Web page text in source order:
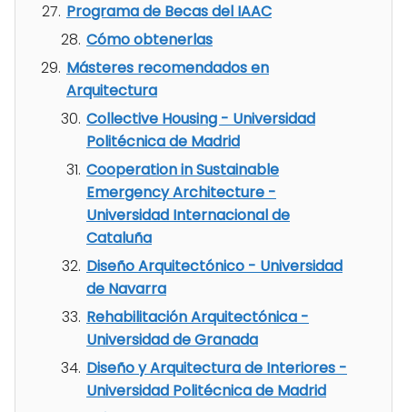
Programa de Becas del IAAC
Cómo obtenerlas
Másteres recomendados en
Arquitectura
Collective Housing - Universidad
Politécnica de Madrid
Cooperation in Sustainable
Emergency Architecture -
Universidad Internacional de
Cataluña
Diseño Arquitectónico - Universidad
de Navarra
Rehabilitación Arquitectónica -
Universidad de Granada
Diseño y Arquitectura de Interiores -
Universidad Politécnica de Madrid